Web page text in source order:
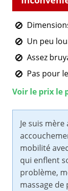
Un peu
Assez
Pas pour
Voir le prix le
Je suis
mobilité
qui enflent
problème,
massage de